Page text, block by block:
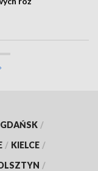
GDAŃSK /
/ KIELCE /
/